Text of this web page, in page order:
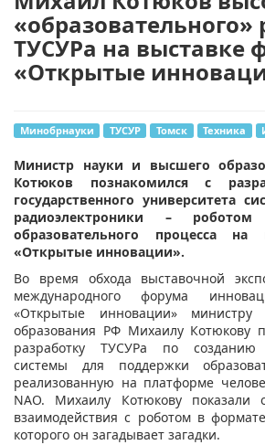
«образовательного»
ТУСУРа на выставке
«Открытые
Минобрнауки ТУСУР Томск Техника
Министр науки и высшего
Котюков познакомился с
государственного университета
радиоэлектроники –
образовательного процесса
«Открытые инновации».
Во время обхода выставочной
международного форума
«Открытые инновации»
образования РФ Михаилу Котюкову
разработку ТУСУРа по созданию
системы для поддержки
реализованную на платформе
NAO. Михаилу Котюкову показали
взаимодействия c роботом в
которого он загадывает загадки.